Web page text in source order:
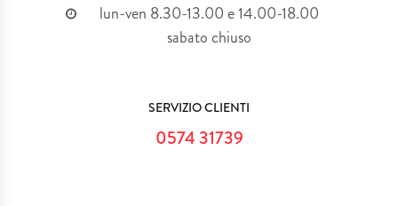
lun-ven 8.30-13.00 e 14.00-18.00
sabato chiuso
SERVIZIO CLIENTI
0574 31739